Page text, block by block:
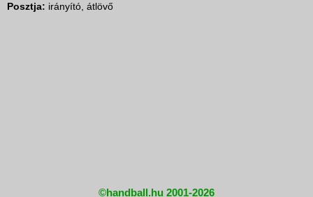
Posztja: irányító, átlövő
©handball.hu 2001-2026